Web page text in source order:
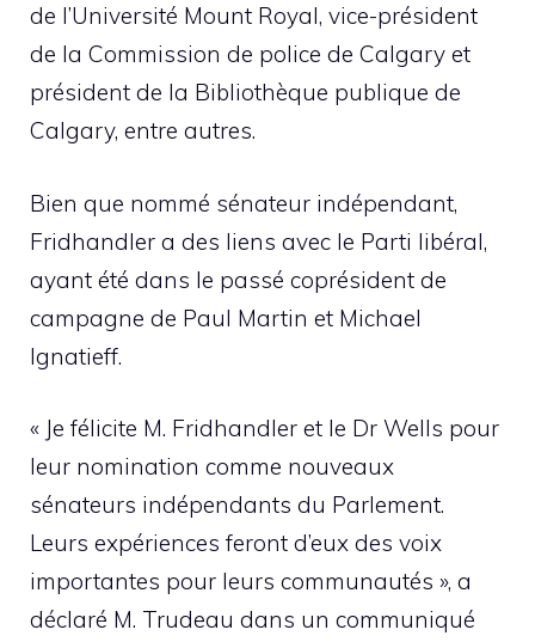
de l’Université Mount Royal, vice-président
de la Commission de police de Calgary et
président de la Bibliothèque publique de
Calgary, entre autres.
Bien que nommé sénateur indépendant,
Fridhandler a des liens avec le Parti libéral,
ayant été dans le passé coprésident de
campagne de Paul Martin et Michael
Ignatieff.
« Je félicite M. Fridhandler et le Dr Wells pour
leur nomination comme nouveaux
sénateurs indépendants du Parlement.
Leurs expériences feront d’eux des voix
importantes pour leurs communautés », a
déclaré M. Trudeau dans un communiqué